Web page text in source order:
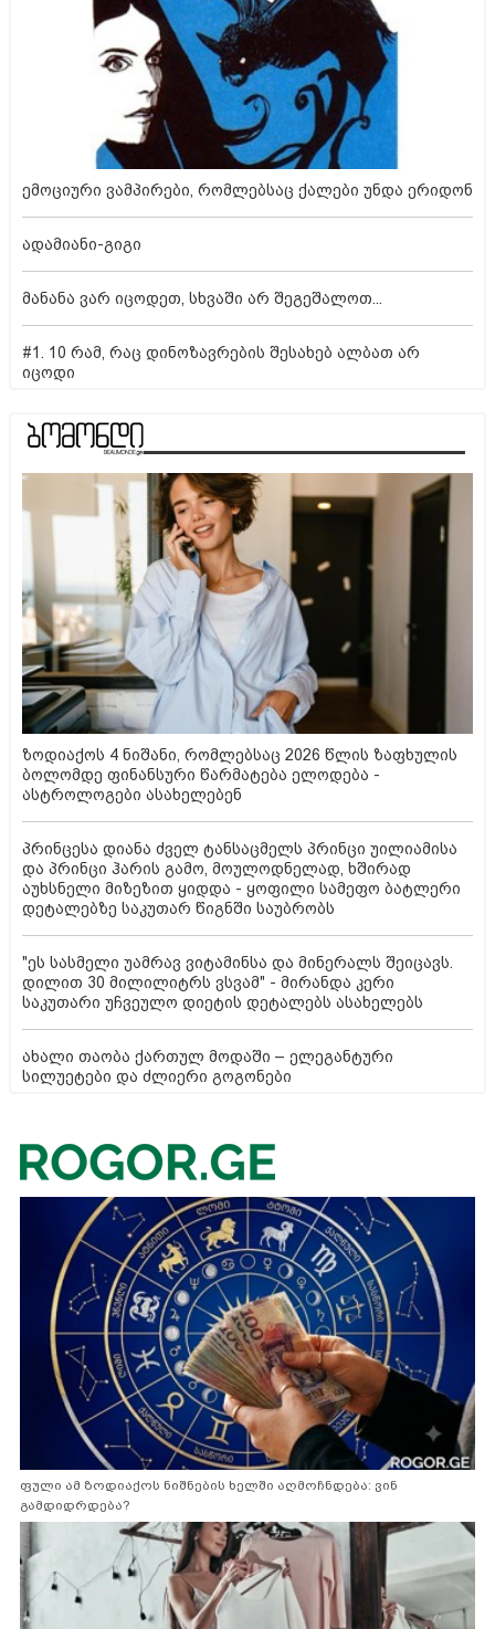
ემოციური ვამპირები, რომლებსაც ქალები უნდა ერიდონ
ადამიანი-გიგი
მანანა ვარ იცოდეთ, სხვაში არ შეგეშალოთ...
#1. 10 რამ, რაც დინოზავრების შესახებ ალბათ არ
იცოდი
ზოდიაქოს 4 ნიშანი, რომლებსაც 2026 წლის ზაფხულის
ბოლომდე ფინანსური წარმატება ელოდება -
ასტროლოგები ასახელებენ
პრინცესა დიანა ძველ ტანსაცმელს პრინცი უილიამისა
და პრინცი ჰარის გამო, მოულოდნელად, ხშირად
აუხსნელი მიზეზით ყიდდა - ყოფილი სამეფო ბატლერი
დეტალებზე საკუთარ წიგნში საუბრობს
"ეს სასმელი უამრავ ვიტამინსა და მინერალს შეიცავს.
დილით 30 მილილიტრს ვსვამ" - მირანდა კერი
საკუთარი უჩვეულო დიეტის დეტალებს ასახელებს
ახალი თაობა ქართულ მოდაში – ელეგანტური
სილუეტები და ძლიერი გოგონები
ფული ამ ზოდიაქოს ნიშნების ხელში აღმოჩნდება: ვინ
გამდიდრდება?